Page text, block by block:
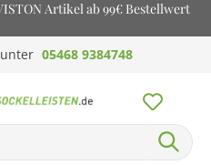
Artikel ab 99€ Bestellwert
05468 9384748